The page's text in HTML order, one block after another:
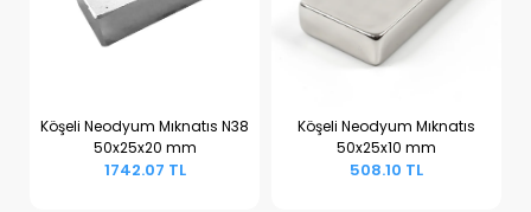
Sepete Ekle
Köşeli Neodyum Mıknatıs N38
50x25x20 mm
1742.07 TL
Sepete Ekle
Köşeli Neodyum Mıknatıs
50x25x10 mm
508.10 TL